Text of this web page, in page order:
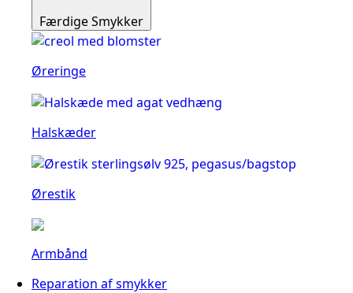
Færdige Smykker
Øreringe
Halskæder
Ørestik
Armbånd
Reparation af smykker